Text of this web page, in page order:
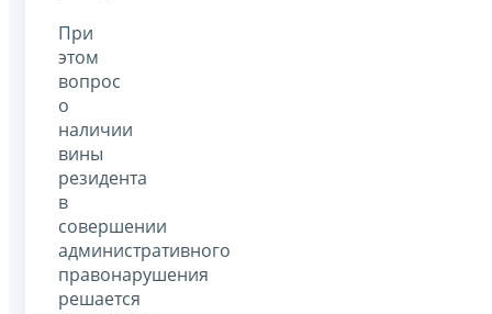
При
этом
вопрос
о
наличии
вины
резидента
в
совершении
административного
правонарушения
решается